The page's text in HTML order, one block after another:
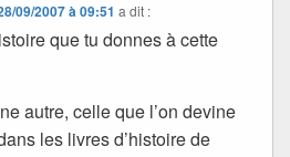
09/2007 à 09:51 a dit :
que tu donnes à cette
autre, celle que l’on devine
les livres d’histoire de